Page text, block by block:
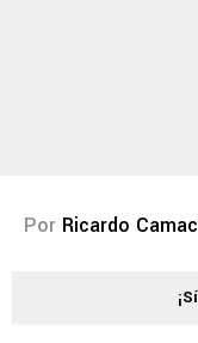
Por Ricardo